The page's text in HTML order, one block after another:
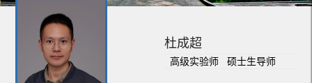
杜成超
高级实验师 硕士生导师